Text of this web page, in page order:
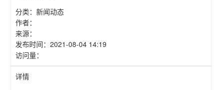
分类： 新闻动态
作者：
来源：
发布时间： 2021-08-04 14:19
访问量：
详情